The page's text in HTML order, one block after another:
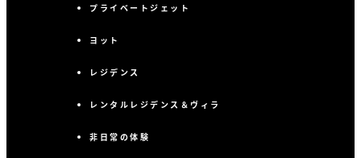
プライベートジェット
ヨット
レジデンス
レンタルレジデンス＆ヴィラ
非日常の体験